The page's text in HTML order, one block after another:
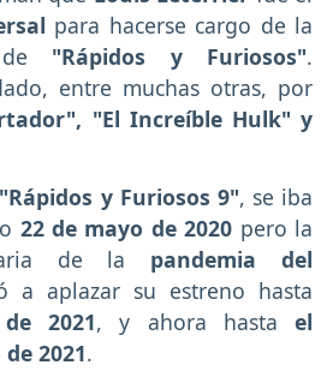
para hacerse cargo de la
de "Rápidos y Furiosos".
entre muchas otras, por
"El Increíble Hulk" y
"Rápidos y Furiosos 9", se iba
22 de mayo de 2020 pero la
de la pandemia del
a aplazar su estreno hasta
2021, y ahora hastael
2021.